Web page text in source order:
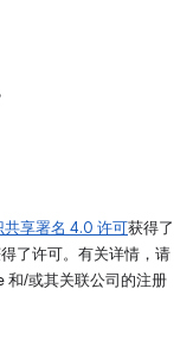
共享署名 4.0 许可获得了
了许可。有关详情，请
和/或其关联公司的注册